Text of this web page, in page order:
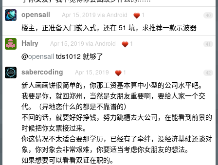
40
opensail Apr 15, 2019 via Android 1
楼主，正准备入门嵌入式，还在 51 坑，求推荐一款示波器
41
Halry Apr 15, 2019 via Android 1
@opensail tds1012 就够了
42
sabercoding Apr 15, 2019 1
新人画画饼很简单的，你那工资基本算中小型的公司水平吧。
我要是你，就回郑州，当然是女朋友重要啊，要给人家一个交
代。（异地恋什么的都是不靠谱的）
不回的话，就要好好挣钱，努力跳槽去大公司，在能看到前景的
时候把你女票接过来。
你这情况不太适合要那学历，已经有了牵绊，没经济基础还谈对
象，你对象会非常艰难，你要适当考虑你女朋友的想法。
如果想要可以看看双证在职的。